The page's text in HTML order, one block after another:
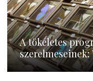
A tökéletes